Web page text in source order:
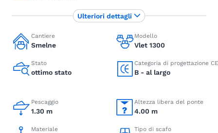
Cantiere
Smelne
Modello
Vlet 1300
Stato
ottimo stato
Categoria di progettazione CE
B - al largo
Pescaggio
1.30 m
Altezza libera del ponte
4.00 m
Materiale Tipo di scafo
Ulteriori dettagli